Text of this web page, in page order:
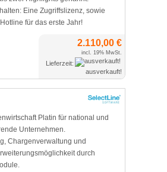
Eine Zugriffslizenz, sowie
für das erste Jahr!
2.110,00 €
incl. 19% MwSt.
Lieferzeit:
ausverkauft!
Platin für national und
Unternehmen.
Chargenverwaltung und
durch